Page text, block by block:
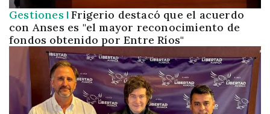
Gestiones Frigerio destacó que el acuerdo
con Anses es "el mayor reconocimiento de
fondos obtenido por Entre Ríos"